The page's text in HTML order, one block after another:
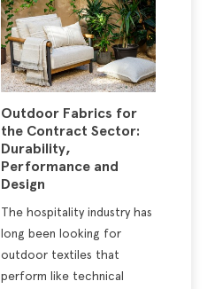
Outdoor Fabrics for
the Contract Sector:
Durability,
Performance and
Design
The hospitality industry has
long been looking for
outdoor textiles that
perform like technical